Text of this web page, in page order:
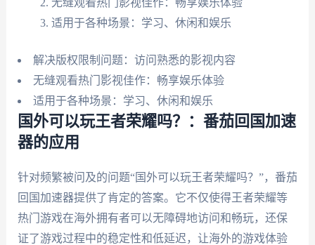
适用于各种场景：学习、休闲和娱乐
解决版权限制问题：访问熟悉的影视内容
无缝观看热门影视佳作：畅享娱乐体验
适用于各种场景：学习、休闲和娱乐
国外可以玩王者荣耀吗？：番茄回国加速
器的应用
针对频繁被问及的问题“国外可以玩王者荣耀吗？”，番茄
回国加速器提供了肯定的答案。它不仅使得王者荣耀等
热门游戏在海外拥有者可以无障碍地访问和畅玩，还保
证了游戏过程中的稳定性和低延迟，让海外的游戏体验